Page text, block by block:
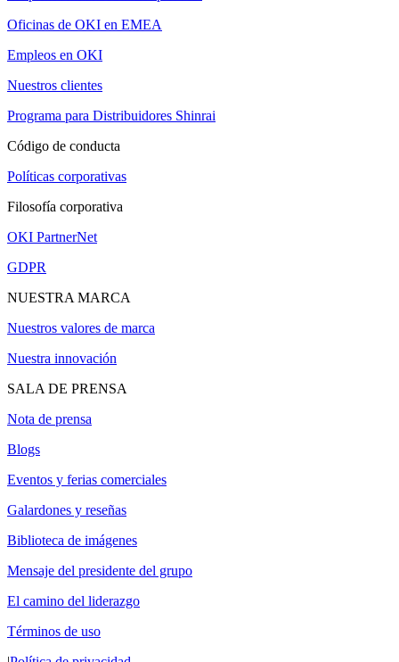
Oficinas de OKI en EMEA
Empleos en OKI
Nuestros clientes
Programa para Distribuidores Shinrai
Código de conducta
Políticas corporativas
Filosofía corporativa
OKI PartnerNet
GDPR
NUESTRA MARCA
Nuestros valores de marca
Nuestra innovación
SALA DE PRENSA
Nota de prensa
Blogs
Eventos y ferias comerciales
Galardones y reseñas
Biblioteca de imágenes
Mensaje del presidente del grupo
El camino del liderazgo
Términos de uso